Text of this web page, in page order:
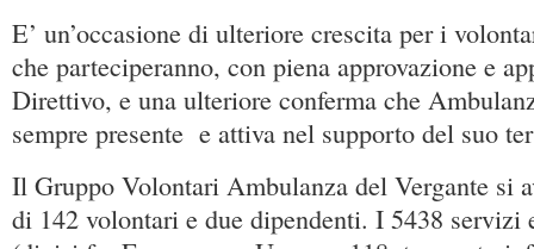
E’ un’occasione di ulteriore crescita per i
che parteciperanno, con piena approvazione e
Direttivo, e una ulteriore conferma che
sempre presente e attiva nel supporto del suo
Il Gruppo Volontari Ambulanza del Vergante si
di 142 volontari e due dipendenti. I 5438 servizi